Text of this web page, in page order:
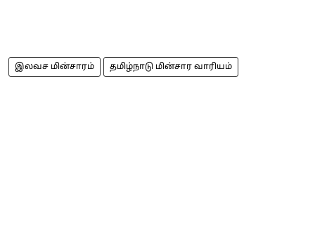
இலவச மின்சாரம் தமிழ்நாடு மின்சார வாரியம்